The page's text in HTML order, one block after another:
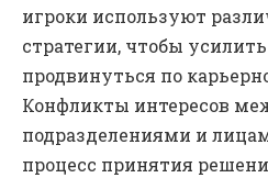
игроки используют
стратегии, чтобы
продвинуться по
Конфликты интересов
подразделениями и
процесс принятия